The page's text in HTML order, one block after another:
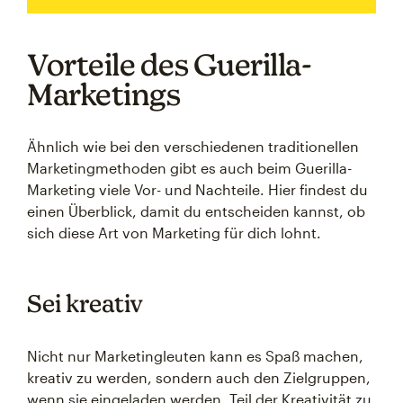
Vorteile des Guerilla-
Marketings
Ähnlich wie bei den verschiedenen traditionellen
Marketingmethoden gibt es auch beim Guerilla-
Marketing viele Vor- und Nachteile. Hier findest du
einen Überblick, damit du entscheiden kannst, ob
sich diese Art von Marketing für dich lohnt.
Sei kreativ
Nicht nur Marketingleuten kann es Spaß machen,
kreativ zu werden, sondern auch den Zielgruppen,
wenn sie eingeladen werden, Teil der Kreativität zu